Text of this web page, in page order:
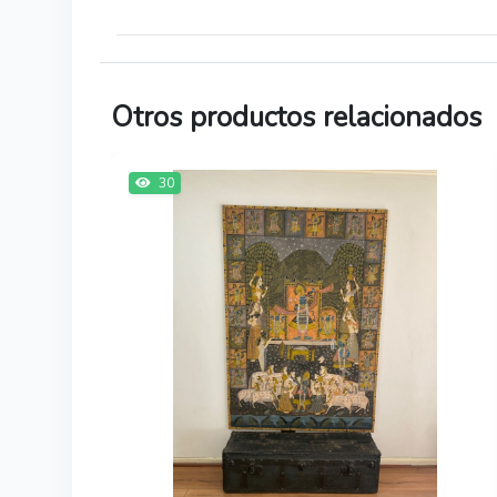
Otros productos relacionados
30